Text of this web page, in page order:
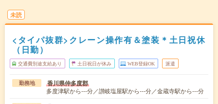
未読
<タイパ抜群>クレーン操作有＆塗装＊土日祝休
（日勤）
交通費別途支給あり 土日祝日が休み WEB登録OK 派遣
勤務地 香川県仲多度郡
多度津駅から---分／讃岐塩屋駅から---分／金蔵寺駅から---分